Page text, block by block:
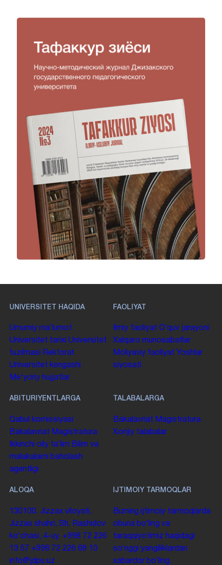
UNIVERSITET HAQIDA
Umumiy maʼlumot
Universitet tarixi Universitet
tuzilmasi
Rektorat
Universitet kengashi
Me'yoriy hujjatlar
FAOLIYAT
Ilmiy faoliyat Oʻquv jarayoni
Xalqaro munosabatlar
Moliyaviy faoliyat Yoshlar
siyosati
ABITURIYENTLARGA
Qabul komissiyasi
Bakalavriat Magistratura
Ikkinchi oliy taʼlim Bilim va
malakalarni baholash
agentligi
TALABALARGA
Bakalavriat Magistratura
Xorijiy talabalar
ALOQA
130100. Jizzax viloyati,
Jizzax shahri, Sh. Rashidov
koʻchasi, 4-uy. +998 72 226
13 57 +998 72 226 68 10
info@jdpu.uz
IJTIMOIY TARMOQLAR
Bizning ijtimoiy tarmoqlarda
obuna boʻling va
taraqqiyotimiz haqidagi
soʻnggi yangiliklardan
xabardor boʻling.